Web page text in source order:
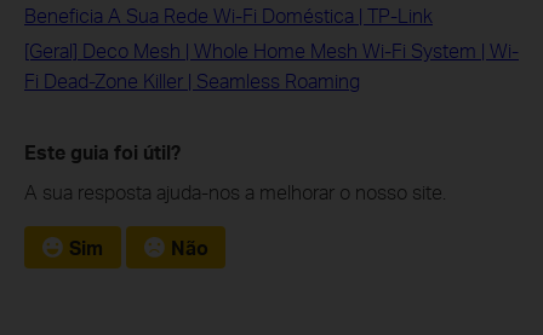
Beneficia A Sua Rede Wi-Fi Doméstica | TP-Link
[Geral] Deco Mesh | Whole Home Mesh Wi-Fi System | Wi-
Fi Dead-Zone Killer | Seamless Roaming
Este guia foi útil?
A sua resposta ajuda-nos a melhorar o nosso site.
Sim Não